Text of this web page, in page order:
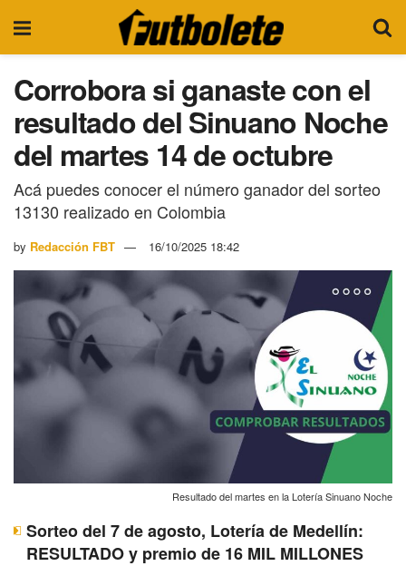
Corrobora si ganaste con el
resultado del Sinuano Noche
del martes 14 de octubre
Acá puedes conocer el número ganador del sorteo
13130 realizado en Colombia
by Redacción FBT 16/10/2025 18:42
Resultado del martes en la Lotería Sinuano Noche
Sorteo del 7 de agosto, Lotería de Medellín:
RESULTADO y premio de 16 MIL MILLONES